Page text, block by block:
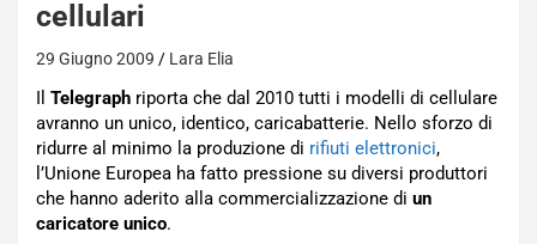
cellulari
29 Giugno 2009 Lara Elia
Il Telegraph riporta che dal 2010 tutti i modelli di cellulare
avranno un unico, identico, caricabatterie. Nello sforzo di
ridurre al minimo la produzione di rifiuti elettronici,
l’Unione Europea ha fatto pressione su diversi produttori
che hanno aderito alla commercializzazione di un
caricatore unico.